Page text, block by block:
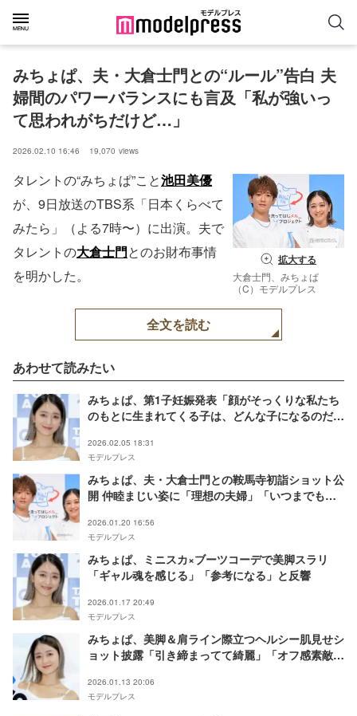
みちょぱ、夫・大倉士門との“ルール”告白 夫
婦間のパワーバランスにも言及「私が強いっ
て思われがちだけど…」
2026.02.10 16:46 19,070 views
拡大する
大倉士門、みちょぱ
（C）モデルプレス
タレントの“みちょぱ”こと池田美優
が、9日放送のTBS系「日本くらべて
みたら」（よる7時〜）に出演。夫で
タレントの大倉士門とのお財布事情
を明かした。
全文を読む
あわせて読みたい
みちょぱ、第1子妊娠発表「顔がそっくりな私たち
のもとに生まれてくる子は、どんな子になるのだろ
2026.02.05 18:31
モデルプレス
みちょぱ、夫・大倉士門との鞍馬寺初詣ショット公
開 仲睦まじい姿に「理想の夫婦」「いつまでもラ
2026.01.20 16:56
モデルプレス
みちょぱ、ミニスカ×ブーツコーデで美脚スラリ
「ギャル魂を感じる」「参考になる」と反響
2026.01.17 20:49
モデルプレス
みちょぱ、美脚＆肩ライン際立つヘルシー肌見せシ
ョット披露「引き締まってて綺麗」「オフ感素敵」
2026.01.13 20:06
モデルプレス